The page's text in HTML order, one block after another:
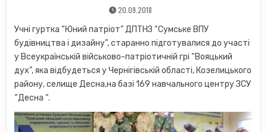
20.09.2018
Учні гуртка “Юний патріот” ДПТНЗ “Сумське ВПУ
будівництва і дизайну”, старанно підготувалися до участі
у Всеукраїнській військово-патріотичній грі “Вояцький
дух”, яка відбудеться у Чернігівській області, Козелицького
району, селище Десна,на базі 169 навчального центру ЗСУ
“Десна “.